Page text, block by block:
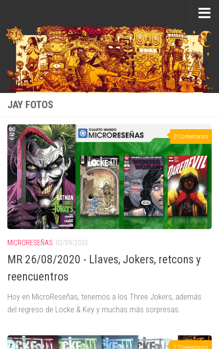
JAY FOTOS
0 Comentarios
MICRORESEÑAS 02/09/2020
MR 26/08/2020 - Llaves, Jokers, retcons y
reencuentros
Hoy en MicroReseñas, tenemos a los Three Jokers, además
del regreso de Locke & Key y muchas más sorpresas.
2 Comentarios